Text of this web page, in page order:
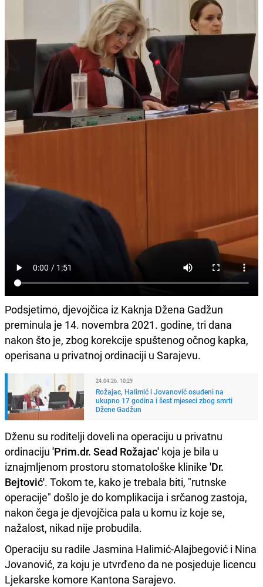
Podsjetimo, djevojčica iz Kaknja Džena Gadžun
preminula je 14. novembra 2021. godine, tri dana
nakon što je, zbog korekcije spuštenog očnog kapka,
operisana u privatnoj ordinaciji u Sarajevu.
24.04.26. 10:29
Rožajac, Halimić i Jovanović osuđeni na
ukupno 17 godina i šest mjeseci zbog smrti
Džene Gadžun
Dženu su roditelji doveli na operaciju u privatnu
ordinaciju 'Prim.dr. Sead Rožajac' koja je bila u
iznajmljenom prostoru stomatološke klinike 'Dr.
Bejtović'. Tokom te, kako je trebala biti, "rutnske
operacije" došlo je do komplikacija i srčanog zastoja,
nakon čega je djevojčica pala u komu iz koje se,
nažalost, nikad nije probudila.
Operaciju su radile Jasmina Halimić-Alajbegović i Nina
Jovanović, za koju je utvrđeno da ne posjeduje licencu
Ljekarske komore Kantona Sarajevo.